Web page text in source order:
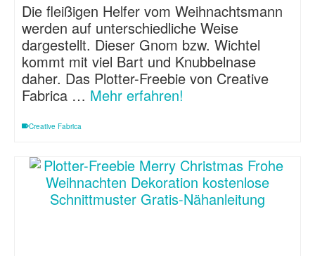
Die fleißigen Helfer vom Weihnachtsmann
werden auf unterschiedliche Weise
dargestellt. Dieser Gnom bzw. Wichtel
kommt mit viel Bart und Knubbelnase
daher. Das Plotter-Freebie von Creative
Fabrica … Mehr erfahren!
Creative Fabrica